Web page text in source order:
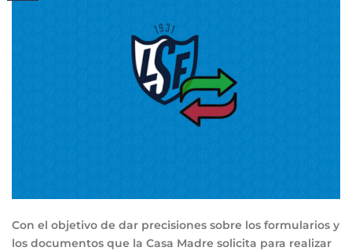
Con el objetivo de dar precisiones sobre los formularios y
los documentos que la Casa Madre solicita para realizar